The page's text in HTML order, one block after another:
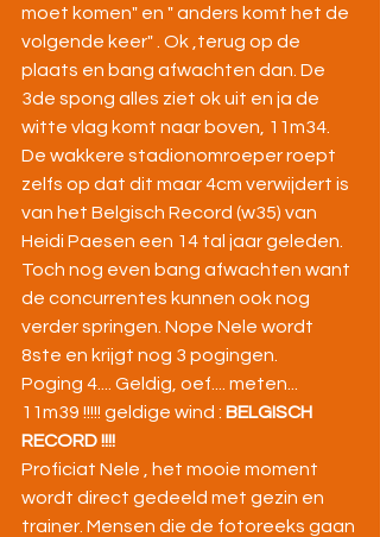
moet komen" en " anders komt het de
volgende keer" . Ok ,terug op de
plaats en bang afwachten dan. De
3de spong alles ziet ok uit en ja de
witte vlag komt naar boven, 11m34.
De wakkere stadionomroeper roept
zelfs op dat dit maar 4cm verwijdert is
van het Belgisch Record (w35) van
Heidi Paesen een 14 tal jaar geleden.
Toch nog even bang afwachten want
de concurrentes kunnen ook nog
verder springen. Nope Nele wordt
8ste en krijgt nog 3 pogingen.
Poging 4.... Geldig, oef.... meten...
11m39 !!!!! geldige wind : BELGISCH
RECORD !!!!
Proficiat Nele , het mooie moment
wordt direct gedeeld met gezin en
trainer. Mensen die de fotoreeks gaan